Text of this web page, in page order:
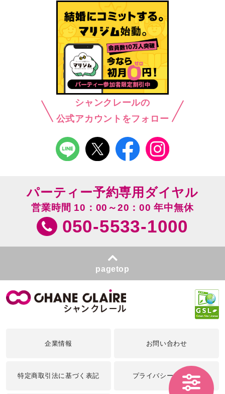
シャンクレールの
公式アカウントをフォロー
パーティー予約専用ダイヤル
営業時間 10：00～20：00 年中無休
050-5533-1000
pagetop
企業情報 お問い合わせ
特定商取引法に基づく表記 プライバシーポリシー